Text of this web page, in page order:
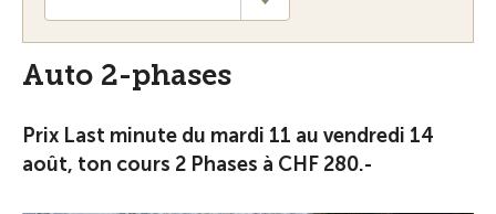
Auto 2-phases
Prix Last minute du mardi 11 au vendredi 14
août, ton cours 2 Phases à CHF 280.-